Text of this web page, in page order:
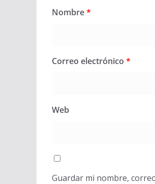
Nombre*
Correo electrónico *
Web
Guardar mi nombre,